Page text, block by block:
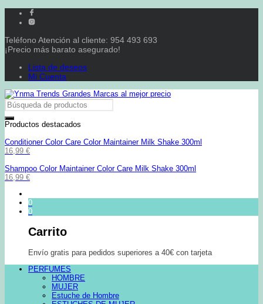
Teléfono Atención al cliente: 954 493 693
¡Precio más barato asegurado!
Lista de deseos
Mi Cuenta
Productos destacados
Conditioner Color Care Color Maintainer Milk Shake 300ml
16,99 €
Shampoo Color Maintainer Color Care Milk Shake 300ml
16,99 €
0
0
Carrito
Envío gratis para pedidos superiores a 40€ con tarjeta
PERFUMES
HOMBRE
MUJER
Estuche de Hombre